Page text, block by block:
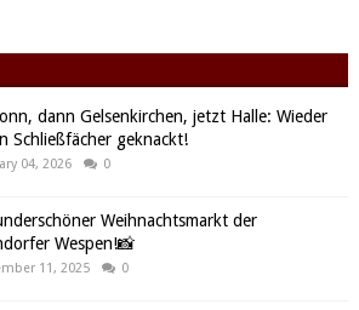
dann Gelsenkirchen, jetzt Halle: Wieder
Schließfächer geknackt!
04, 2026 0
Weihnachtsmarkt der
Wespen!📸
11, 2025 0